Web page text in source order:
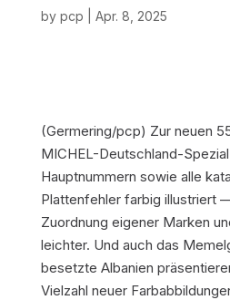
by pcp Apr. 8, 2025
(Germering/pcp) Zur neuen
MICHEL-Deutschland-
Hauptnummern sowie alle
Plattenfehler farbig illustriert
Zuordnung eigener Marken
leichter. Und auch das
besetzte Albanien
Vielzahl neuer